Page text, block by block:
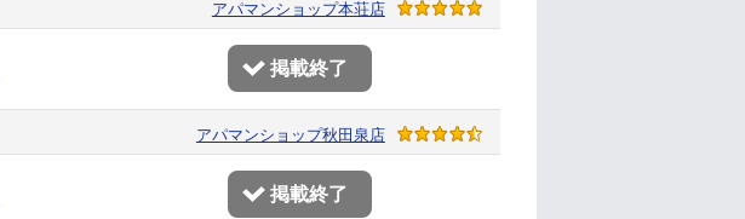
アパマンショップ本荘店
掲載終了
アパマンショップ秋田泉店
掲載終了